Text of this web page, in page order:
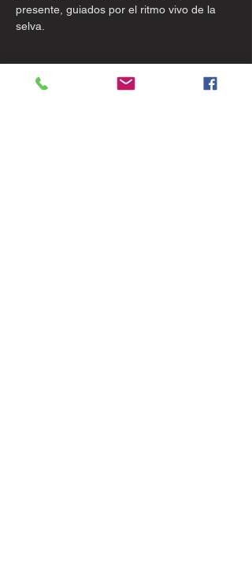
presente, guiados por el ritmo vivo de la
selva.
Mostrar más